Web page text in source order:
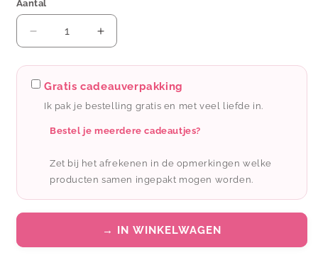
Aantal
Aantal
verlagen
voor
Wauw:
sjaal
Aantal
verhogen
voor
Wauw:
sjaal
-
Gratis cadeauverpakking
Ik pak je bestelling gratis en met veel liefde in.
Bestel je meerdere cadeautjes?
Zet bij het afrekenen in de opmerkingen welke
producten samen ingepakt mogen worden.
→ IN WINKELWAGEN